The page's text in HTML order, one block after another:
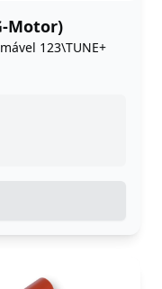
Motor)
123\TUNE+